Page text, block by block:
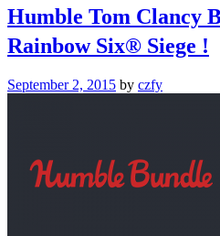
Humble Tom Clancy
Rainbow Six® Siege !
September 2, 2015 by czfy